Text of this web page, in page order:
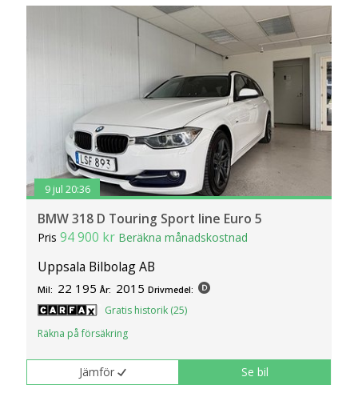
9 jul 20:36
BMW 318 D Touring Sport line Euro 5
Pris94 900 kr Beräkna månadskostnad
Uppsala Bilbolag AB
Mil: 22 195 År: 2015 Drivmedel:
Gratis historik (25)
Räkna på försäkring
Jämför Se bil